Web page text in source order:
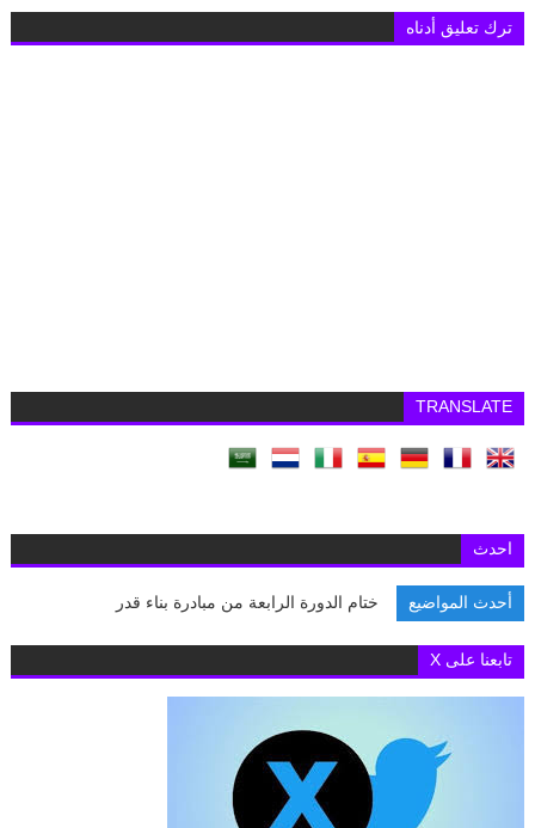
ترك تعليق أدناه
TRANSLATE
احدث
أحدث المواضيع ختام الدورة الرابعة من مبادرة بناء قدرات الجام
تابعنا على X